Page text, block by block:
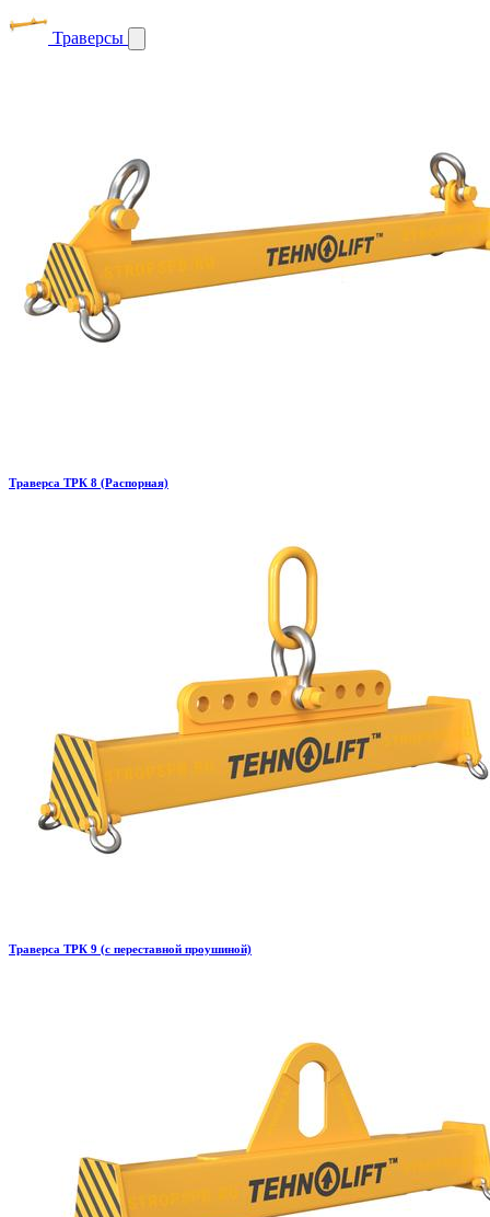
Траверсы
Траверса ТРК 8 (Распорная)
Траверса ТРК 9 (с переставной проушиной)